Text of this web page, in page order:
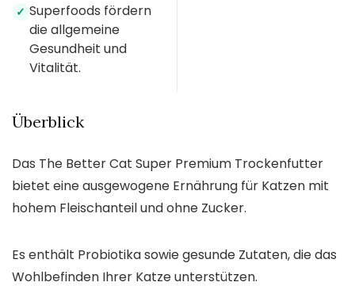
✓ Superfoods fördern
die allgemeine
Gesundheit und
Vitalität.
Überblick
Das The Better Cat Super Premium Trockenfutter
bietet eine ausgewogene Ernährung für Katzen mit
hohem Fleischanteil und ohne Zucker.
Es enthält Probiotika sowie gesunde Zutaten, die das
Wohlbefinden Ihrer Katze unterstützen.